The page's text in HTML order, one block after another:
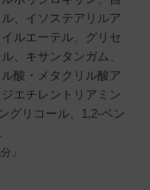
、イソステアリルア
ルエーテル、グリセ
、キサンタンガム、
酸・メタクリル酸ア
エチレントリアミン
グリコール、1,2-ペン
」